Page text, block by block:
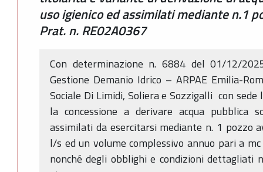
uso igienico ed assimilati mediante n.1
Prat. n. RE02A0367
Con determinazione n. 6884 del 01/12/
Gestione Demanio Idrico – ARPAE Emilia-
Sociale Di Limidi, Soliera e Sozzigalli con sede
la concessione a derivare acqua pubblica
assimilati da esercitarsi mediante n. 1 pozzo
l/s ed un volume complessivo annuo pari a
nonché degli obblighi e condizioni dettagliati